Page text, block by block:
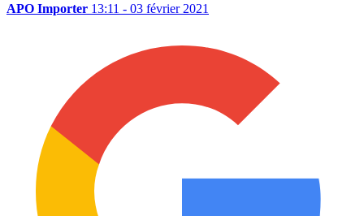
APO Importer 13:11 - 03 février 2021